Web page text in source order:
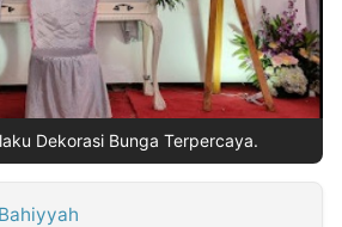
Dekorasi Bunga Terpercaya.